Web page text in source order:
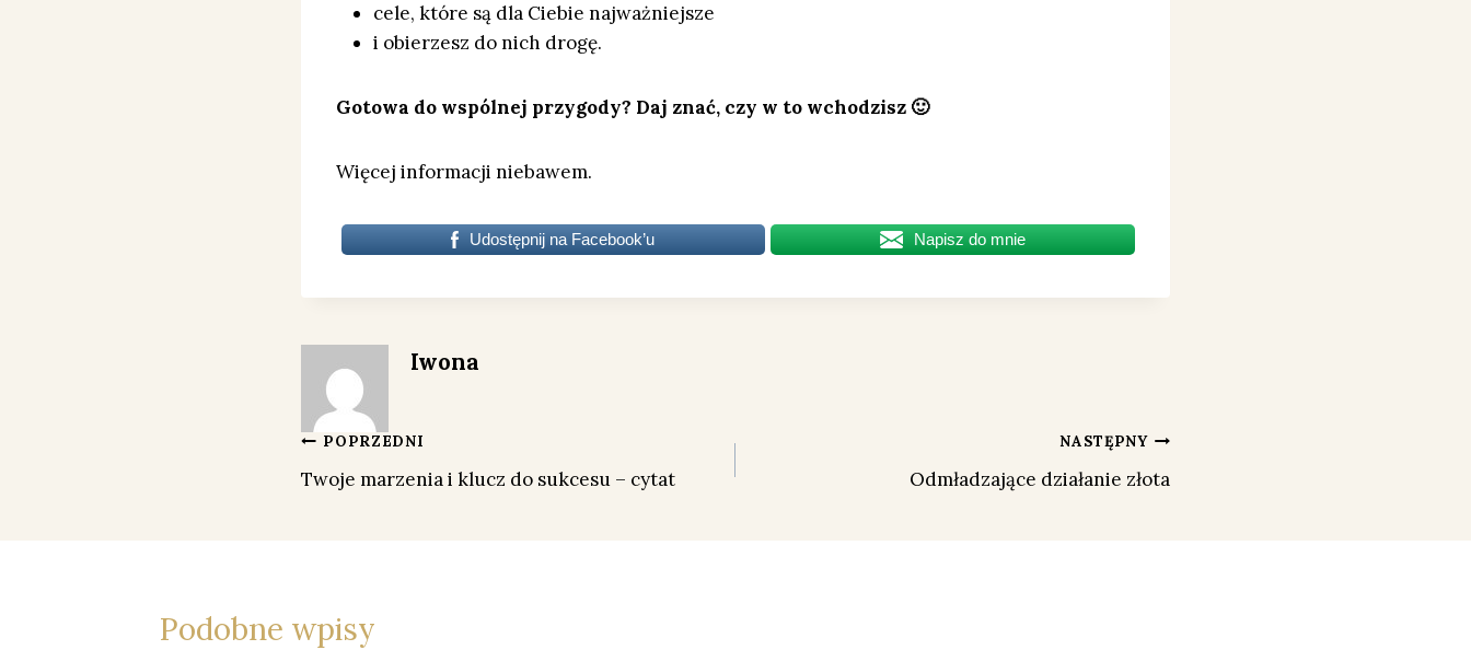
cele, które są dla Ciebie najważniejsze
i obierzesz do nich drogę.
Gotowa do wspólnej przygody? Daj znać, czy w to wchodzisz 🙂
Więcej informacji niebawem.
Udostępnij na Facebook’u Napisz do mnie
Iwona
Nawigacja
wpisu
POPRZEDNI
Twoje marzenia i klucz do sukcesu – cytat
NASTĘPNY
Odmładzające działanie złota
Podobne wpisy